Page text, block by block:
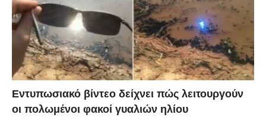
Εντυπωσιακό βίντεο δείχνει πώς λειτουργούν
οι πολωμένοι φακοί γυαλιών ηλίου